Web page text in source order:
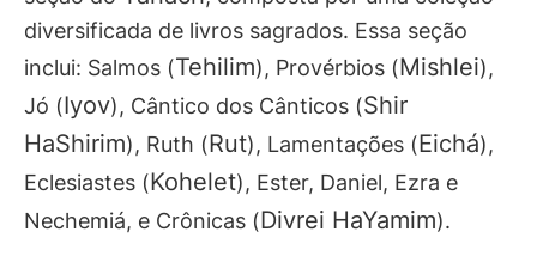
diversificada de livros sagrados. Essa seção
inclui: Salmos (Tehilim), Provérbios (Mishlei),
Jó (Iyov), Cântico dos Cânticos (Shir
HaShirim), Ruth (Rut), Lamentações (Eichá),
Eclesiastes (Kohelet), Ester, Daniel, Ezra e
Nechemiá, e Crônicas (Divrei HaYamim).